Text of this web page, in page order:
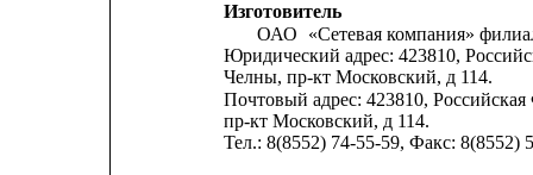
Изготовитель
ОАО
«Сетевая компания»
Юридический адрес: 423810,
Челны, пр-кт Московский, д 114.
Почтовый адрес: 423810,
пр-кт Московский, д 114.
Тел.: 8(8552) 74-55-59, Факс: 8(8552)